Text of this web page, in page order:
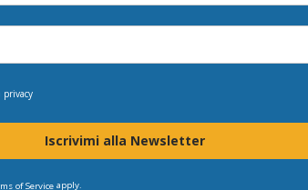
privacy
Iscrivimi alla Newsletter
of Serviceapply.